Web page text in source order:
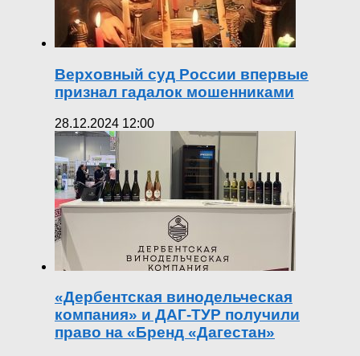
Верховный суд России впервые
признал гадалок мошенниками
28.12.2024 12:00
«Дербентская винодельческая
компания» и ДАГ-ТУР получили
право на «Бренд «Дагестан»